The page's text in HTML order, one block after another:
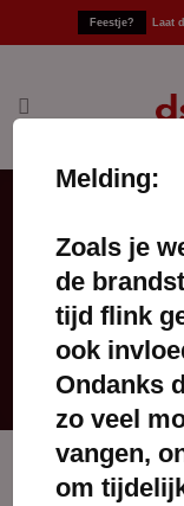
Feestje? Laat
Melding:
Zoals je
de
tijd flink
ook
Ondanks
zo veel
vangen,
om